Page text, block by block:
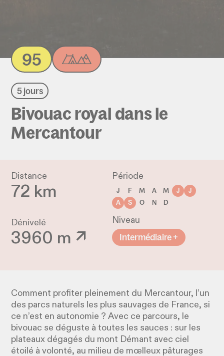
95
5 jours
Bivouac royal dans le
Mercantour
Distance
72 km
Dénivelé
3960 m ↗
Période
J
F M A M J
J
A
S O N
D
Niveau
Intermédiaire +
Comment profiter pleinement du Mercantour, l’un
des parcs naturels les plus sauvages de France, si
ce n’est en autonomie ? Avec ce parcours, le
bivouac se déguste à toutes les sauces : sur les
plateaux dégagés du mont Démant avec ciel
étoilé à volonté, au milieu de mœlleux pâturages